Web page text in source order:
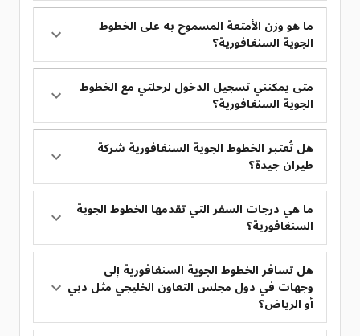
ما هو وزن الأمتعة المسموح به على الخطوط
الجوية السنغافورية؟
متى يمكنني تسجيل الدخول لرحلتي مع الخطوط
الجوية السنغافورية؟
هل تُعتبر الخطوط الجوية السنغافورية شركة
طيران جيدة؟
ما هي درجات السفر التي تقدمها الخطوط الجوية
السنغافورية؟
هل تسافر الخطوط الجوية السنغافورية إلى
وجهات في دول مجلس التعاون الخليجي مثل دبي
أو الرياض؟